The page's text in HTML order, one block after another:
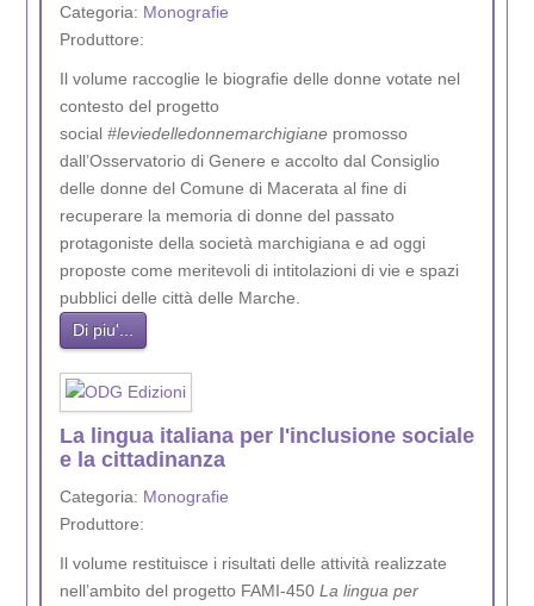
Categoria: Monografie
Produttore:
Il volume raccoglie le biografie delle donne votate nel
contesto del progetto
social#leviedelledonnemarchigianepromosso
dall’Osservatorio di Genere e accolto dal Consiglio
delle donne del Comune di Macerata al fine di
recuperare la memoria di donne del passato
protagoniste della società marchigiana e ad oggi
proposte come meritevoli di intitolazioni di vie e spazi
pubblici delle città delle Marche.
Di piu'...
La lingua italiana per l'inclusione sociale
e la cittadinanza
Categoria: Monografie
Produttore:
Il volume restituisce i risultati delle attività realizzate
nell’ambito del progetto FAMI-450 La lingua per